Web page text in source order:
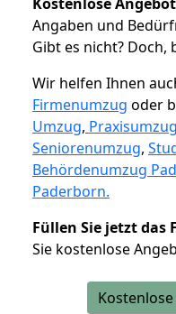
Angaben und
Gibt es nicht? Doch,
Wir helfen Ihnen
Firmenumzug oder
Umzug, Praxisumzug
Seniorenumzug,
Behördenumzug
Paderborn.
Füllen Sie jetzt das
Sie kostenlose